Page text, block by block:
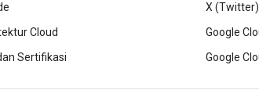
Cloud
Sertifikasi
X (Twitter)
Google
Google